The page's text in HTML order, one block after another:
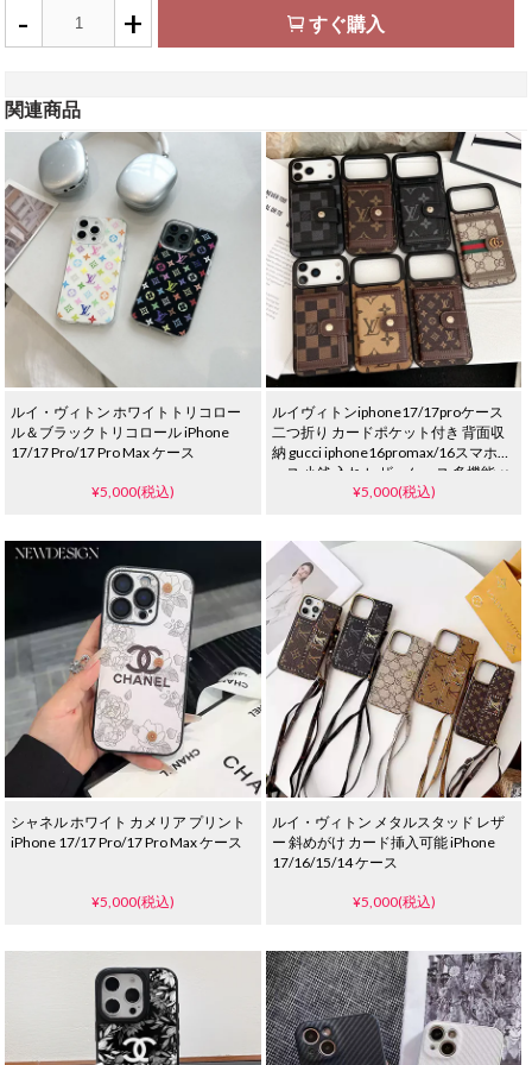
- + すぐ購入
関連商品
ルイ・ヴィトン ホワイトトリコロー
ル＆ブラックトリコロール iPhone
17/17 Pro/17 Pro Max ケース
¥5,000(税込)
ルイヴィトンiphone17/17proケース
二つ折り カードポケット付き 背面収
納 gucci iphone16promax/16スマホケ
ース 小銭 入れ レザーケース 多機能 ハ
イ ブランド アイフォーン 15/14/13 携
¥5,000(税込)
シャネル ホワイト カメリア プリント
iPhone 17/17 Pro/17 Pro Max ケース
¥5,000(税込)
ルイ・ヴィトン メタルスタッド レザ
ー 斜めがけ カード挿入可能 iPhone
17/16/15/14 ケース
¥5,000(税込)